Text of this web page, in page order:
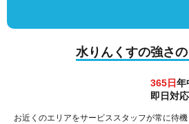
水りんくすの強さ
365日
即日対
お近くのエリアをサービススタッフが常に待